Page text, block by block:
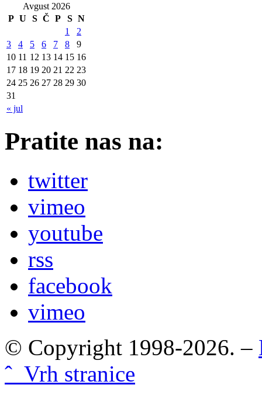
Avgust 2026
P U S Č P S N
« jul
1
2
3
4 5 6 7 8
9
10 11 12 13 14 15 16
17 18 19 20 21 22 23
24 25 26 27 28 29 30
31
Pratite nas na:
twitter
vimeo
youtube
rss
facebook
vimeo
© Copyright 1998-2026. –
ˆ Vrh stranice